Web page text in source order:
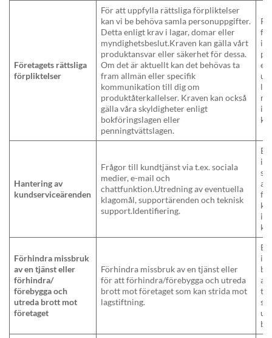
Företagets rättsliga
förpliktelser
För att uppfylla rättsliga förpliktelser
kan vi be behöva samla personuppgifter.
Detta enligt krav i lagar, domar eller
myndighetsbeslut.Kraven kan gälla vårt
produktansvar eller säkerhet för dessa.
Om det är aktuellt kan det behövas ta
fram allmän eller specifik
kommunikation till dig om
produktåterkallelser. Kraven kan också
gälla våra skyldigheter enligt
bokföringslagen eller
penningtvättslagen.
Hantering av
kundserviceärenden
Frågor till kundtjänst via t.ex. sociala
medier, e-mail och
chattfunktion.Utredning av eventuella
klagomål, supportärenden och teknisk
support.Identifiering.
att
Förhindra missbruk
av en tjänst eller
förhindra/
förebygga och
utreda brott mot
företaget
Förhindra missbruk av en tjänst eller
för att förhindra/förebygga och utreda
brott mot företaget som kan strida mot
lagstiftning.
att